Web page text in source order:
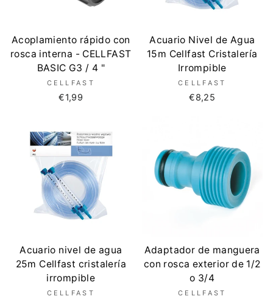
Acoplamiento rápido con
rosca interna - CELLFAST
BASIC G3 / 4 "
CELLFAST
€1,99
Acuario Nivel de Agua
15m Cellfast Cristalería
Irrompible
CELLFAST
€8,25
Acuario nivel de agua
25m Cellfast cristalería
irrompible
CELLFAST
Adaptador de manguera
con rosca exterior de 1/2
o 3/4
CELLFAST